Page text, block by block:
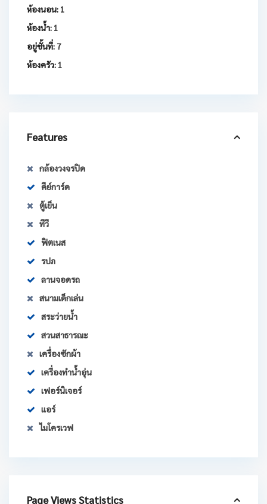
ห้องนอน: 1
ห้องน้ำ: 1
อยู่ชั้นที่: 7
ห้องครัว: 1
Features
กล้องวงจรปิด
คีย์การ์ด
ตู้เย็น
ทีวี
ฟิตเนส
รปภ
ลานจอดรถ
สนามเด็กเล่น
สระว่ายน้ำ
สวนสาธารณะ
เครื่องซักผ้า
เครื่องทำน้ำอุ่น
เฟอร์นิเจอร์
แอร์
ไมโครเวฟ
Page Views Statistics